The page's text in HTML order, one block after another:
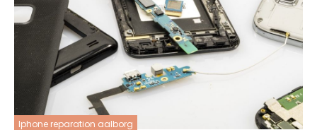
Iphone reparation aalborg